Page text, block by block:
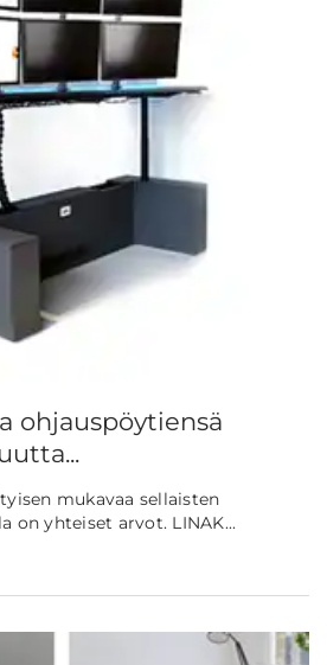
ohjauspöytiensä
mukavaa sellaisten
on yhteiset arvot. LINAK...